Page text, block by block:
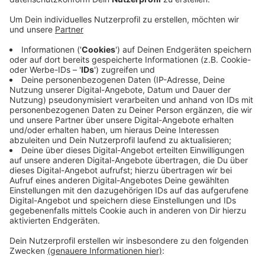
Veröffentlicht:Dienstag, 04.02.2020 14:48
Anzeige
Das Vertrauensverhältnis zwischen Schülern und
Lehrern sei „erheblich gestört“, heißt es. Es geht dabei
um beleidigende Beiträge gegen mehrere Lehrkräfte,
zum Beispiel bei Instagram - das hat die Schulleiterin
in einem Brief geschrieben. Die Staatsanwaltschaft
hat bestätigt, dass ein Ermittlungsverfahren gegen
Unbekannt läuft, wegen einer verunglimpfende
Fotomontage eines Lehrers.
Anzeige